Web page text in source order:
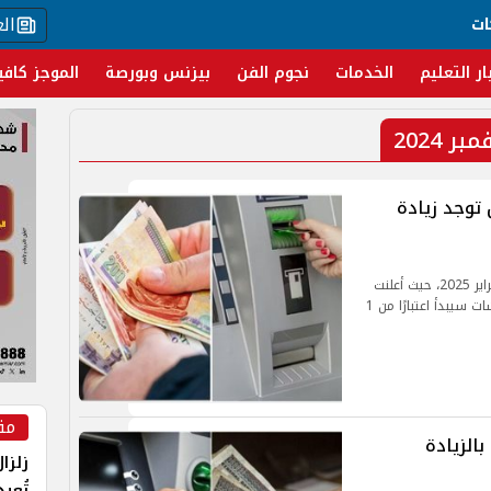
التعليم الخدمات نجوم الفن بيزنس وبورصة الموجز
فبراير 2025.. هل توجد زيادة
ننشر لكم في التقرير التالي موعد صرف معاشات فبراير 2025، حيث أعلنت
الهيئة القومية للتأمينات الاجتماعية أن صرف المعاشات سيبدأ اعتبارًا من 1
أماكن صرف معاشات شهر يناير 2025 بالزيادة